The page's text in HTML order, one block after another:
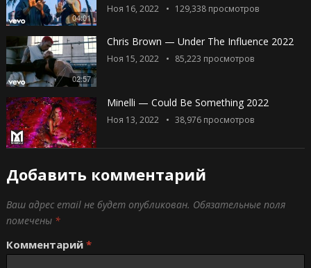
04:01
Ноя 16, 2022 129,338просмотров
02:57
Chris Brown — Under The Influence 2022
Ноя 15, 2022 85,223 просмотров
Minelli — Could Be Something 2022
Ноя 13, 2022 38,976просмотров
Добавить комментарий
Ваш адрес email не будет опубликован. Обязательные поля
помечены *
Комментарий *